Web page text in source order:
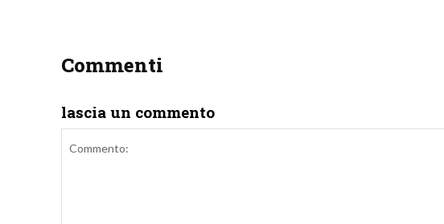
Commenti
lascia un commento